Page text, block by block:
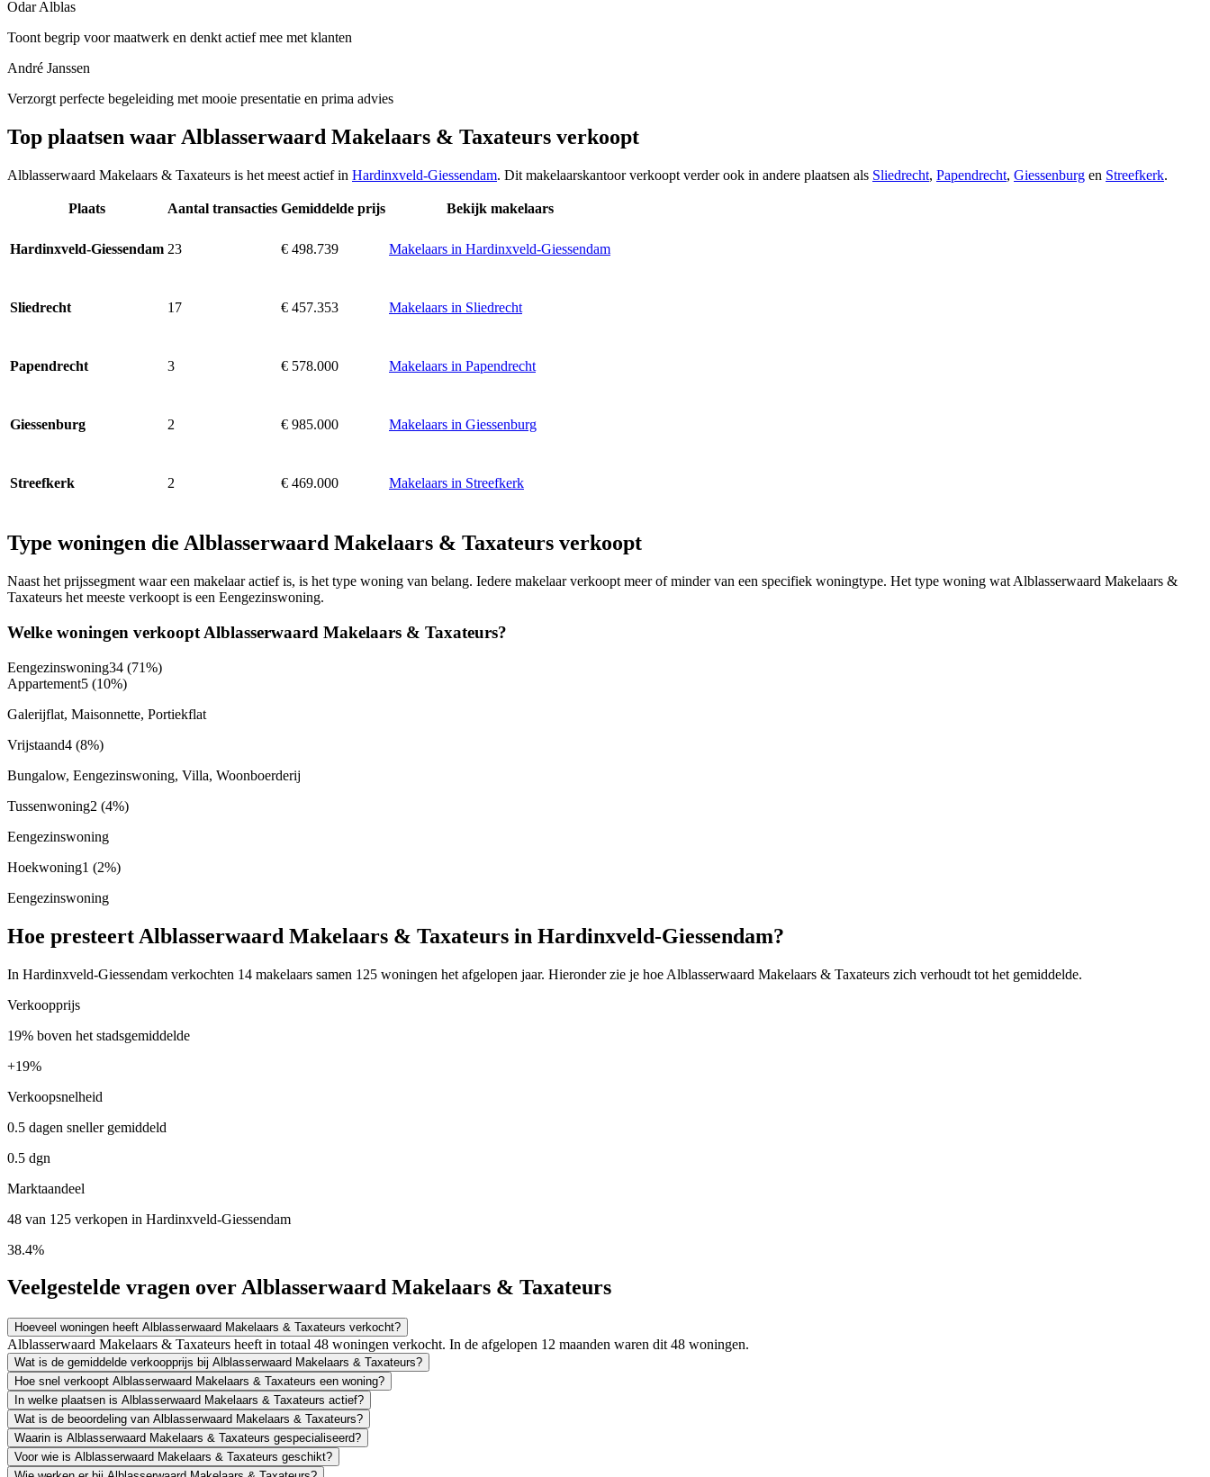
Odar Alblas
Toont begrip voor maatwerk en denkt actief mee met klanten
André Janssen
Verzorgt perfecte begeleiding met mooie presentatie en prima advies
Top plaatsen waar Alblasserwaard Makelaars & Taxateurs verkoopt
Alblasserwaard Makelaars & Taxateurs is het meest actief in Hardinxveld-Giessendam. Dit makelaarskantoor verkoopt verder ook in andere plaatsen als Sliedrecht, Papendrecht, Giessenburg en Streefkerk.
Plaats Aantal transacties Gemiddelde prijs Bekijk makelaars
Hardinxveld-Giessendam 23 € 498.739 Makelaars in Hardinxveld-Giessendam
Sliedrecht 17 € 457.353 Makelaars in Sliedrecht
Papendrecht 3 € 578.000 Makelaars in Papendrecht
Giessenburg 2 € 985.000 Makelaars in Giessenburg
Streefkerk 2 € 469.000 Makelaars in Streefkerk
Type woningen die Alblasserwaard Makelaars & Taxateurs verkoopt
Naast het prijssegment waar een makelaar actief is, is het type woning van belang. Iedere makelaar verkoopt meer of minder van een specifiek woningtype. Het type woning wat Alblasserwaard Makelaars &
Taxateurs het meeste verkoopt is een Eengezinswoning.
Welke woningen verkoopt Alblasserwaard Makelaars & Taxateurs?
Eengezinswoning34 (71%)
Appartement5 (10%)
Galerijflat, Maisonnette, Portiekflat
Vrijstaand4 (8%)
Bungalow, Eengezinswoning, Villa, Woonboerderij
Tussenwoning2 (4%)
Eengezinswoning
Hoekwoning1 (2%)
Eengezinswoning
Hoe presteert Alblasserwaard Makelaars & Taxateurs in Hardinxveld-Giessendam?
In Hardinxveld-Giessendam verkochten 14 makelaars samen 125 woningen het afgelopen jaar. Hieronder zie je hoe Alblasserwaard Makelaars & Taxateurs zich verhoudt tot het gemiddelde.
Verkoopprijs
19% boven het stadsgemiddelde
+19%
Verkoopsnelheid
0.5 dagen sneller gemiddeld
0.5 dgn
Marktaandeel
48 van 125 verkopen in Hardinxveld-Giessendam
38.4%
Veelgestelde vragen over Alblasserwaard Makelaars & Taxateurs
Hoeveel woningen heeft Alblasserwaard Makelaars & Taxateurs verkocht?
Alblasserwaard Makelaars & Taxateurs heeft in totaal 48 woningen verkocht. In de afgelopen 12 maanden waren dit 48 woningen.
Wat is de gemiddelde verkoopprijs bij Alblasserwaard Makelaars & Taxateurs?
Hoe snel verkoopt Alblasserwaard Makelaars & Taxateurs een woning?
In welke plaatsen is Alblasserwaard Makelaars & Taxateurs actief?
Wat is de beoordeling van Alblasserwaard Makelaars & Taxateurs?
Waarin is Alblasserwaard Makelaars & Taxateurs gespecialiseerd?
Voor wie is Alblasserwaard Makelaars & Taxateurs geschikt?